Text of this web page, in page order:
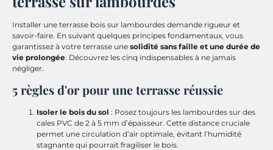
Installer une terrasse bois sur lambourdes demande rigueur et
savoir-faire. En suivant quelques principes fondamentaux, vous
garantissez à votre terrasse une solidité sans faille et une durée de
vie prolongée. Découvrez les cinq indispensables à ne jamais
négliger.
5 règles d'or pour une terrasse réussie
Isoler le bois du sol : Posez toujours les lambourdes sur des
cales PVC de 2 à 5 mm d’épaisseur. Cette distance cruciale
permet une circulation d’air optimale, évitant l’humidité
stagnante qui pourrait fragiliser le bois.